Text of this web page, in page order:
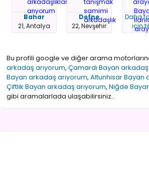
Bahar
21, Antalya
Defne
22, Nevşehir
Daha
için
Bu profili google ve diğer arama
arkadaş arıyorum, Çamardı Bayan
Bayan arkadaş arıyorum, Altunhisar Bayan
Çiftlik Bayan arkadaş arıyorum, Niğde
gibi aramalarlada ulaşabilirsiniz..